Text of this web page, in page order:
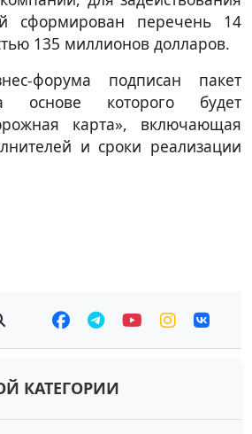
сформирован перечень 14
135 миллионов долларов.
форума подписан пакет
основе которого будет
карта», включающая
и сроки реализации
КАТЕГОРИИ